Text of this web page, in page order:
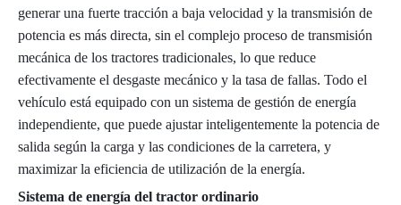
generar una fuerte tracción a baja velocidad y la transmisión de
potencia es más directa, sin el complejo proceso de transmisión
mecánica de los tractores tradicionales, lo que reduce
efectivamente el desgaste mecánico y la tasa de fallas. Todo el
vehículo está equipado con un sistema de gestión de energía
independiente, que puede ajustar inteligentemente la potencia de
salida según la carga y las condiciones de la carretera, y
maximizar la eficiencia de utilización de la energía.
Sistema de energía del tractor ordinario